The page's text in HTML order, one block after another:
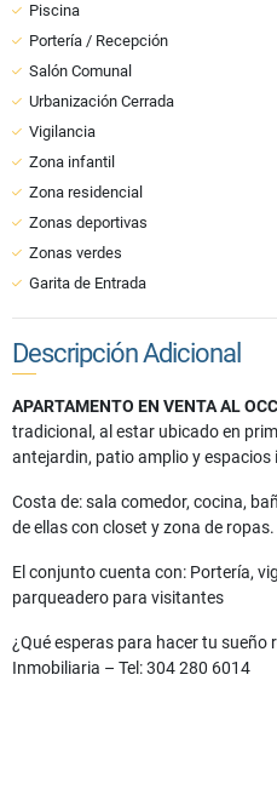
Piscina
Portería / Recepción
Salón Comunal
Urbanización Cerrada
Vigilancia
Zona infantil
Zona residencial
Zonas deportivas
Zonas verdes
Garita de Entrada
Descripción Adicional
APARTAMENTO EN VENTA AL
tradicional, al estar ubicado en
antejardin, patio amplio y espacios
Costa de: sala comedor, cocina,
de ellas con closet y zona de ropas.
El conjunto cuenta con: Portería,
parqueadero para visitantes
¿Qué esperas para hacer tu
Inmobiliaria – Tel: 304 280 6014